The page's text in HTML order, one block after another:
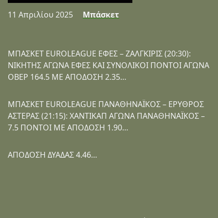
11 Απριλίου 2025 Μπάσκετ
ΜΠΑΣΚΕΤ EUROLEAGUE ΕΦΕΣ – ΖΑΛΓΚΙΡΙΣ (20:30):
ΝΙΚΗΤΗΣ ΑΓΩΝΑ ΕΦΕΣ ΚΑΙ ΣΥΝΟΛΙΚΟΙ ΠΟΝΤΟΙ ΑΓΩΝΑ
ΟΒΕΡ 164.5 ΜΕ ΑΠΟΔΟΣΗ 2.35…
ΜΠΑΣΚΕΤ EUROLEAGUE ΠΑΝΑΘΗΝΑΪΚΟΣ – ΕΡΥΘΡΟΣ
ΑΣΤΕΡΑΣ (21:15): ΧΑΝΤΙΚΑΠ ΑΓΩΝΑ ΠΑΝΑΘΗΝΑΪΚΟΣ –
7.5 ΠΟΝΤΟΙ ΜΕ ΑΠΟΔΟΣΗ 1.90…
ΑΠΟΔΟΣΗ ΔΥΑΔΑΣ 4.46…